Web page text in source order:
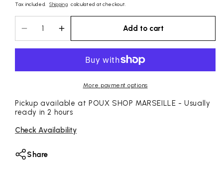
Tax included. Shipping calculated at checkout.
Decrease
quantity
ORIGINAL
DE
ANTI-
PROFESSIONNEL
Increase
quantity
PEIGNE
RECHANGE
ORIGINAL
DE
ANTI-
Add to cart
More payment options
Pickup available at POUX SHOP MARSEILLE - Usually
ready in 2 hours
Check Availability
Share